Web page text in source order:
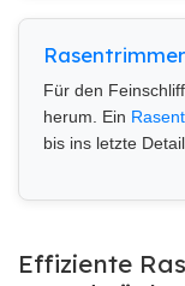
Rasentrimmer
Für den
herum. Ein
bis ins letzte Detail.
Effiziente